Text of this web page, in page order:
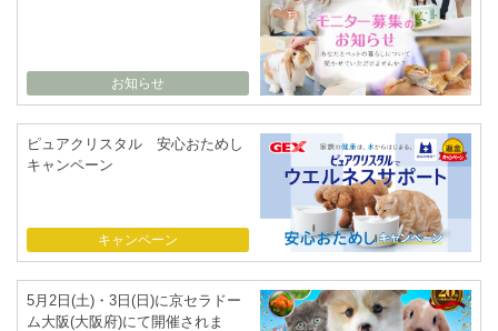
お知らせ
ピュアクリスタル 安心おためし
キャンペーン
キャンペーン
5月2日(土)・3日(日)に京セラドー
ム大阪(大阪府)にて開催されま